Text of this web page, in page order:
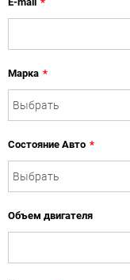
Марка *
Состояние Авто *
Объем двигателя